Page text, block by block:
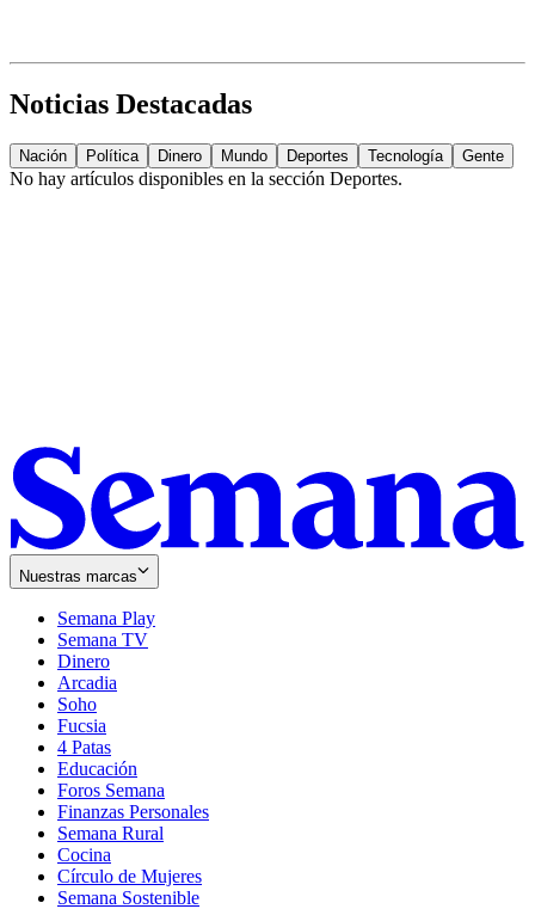
Noticias Destacadas
Nación Política Dinero Mundo Deportes Tecnología Gente
No hay artículos disponibles en la sección Deportes.
Nuestras marcas
Semana Play
Semana TV
Dinero
Arcadia
Soho
in
new
window
Fucsia
in
new
window
4 Patas
Educación
Foros Semana
Finanzas Personales
Semana Rural
Cocina
Círculo de Mujeres
Semana Sostenible